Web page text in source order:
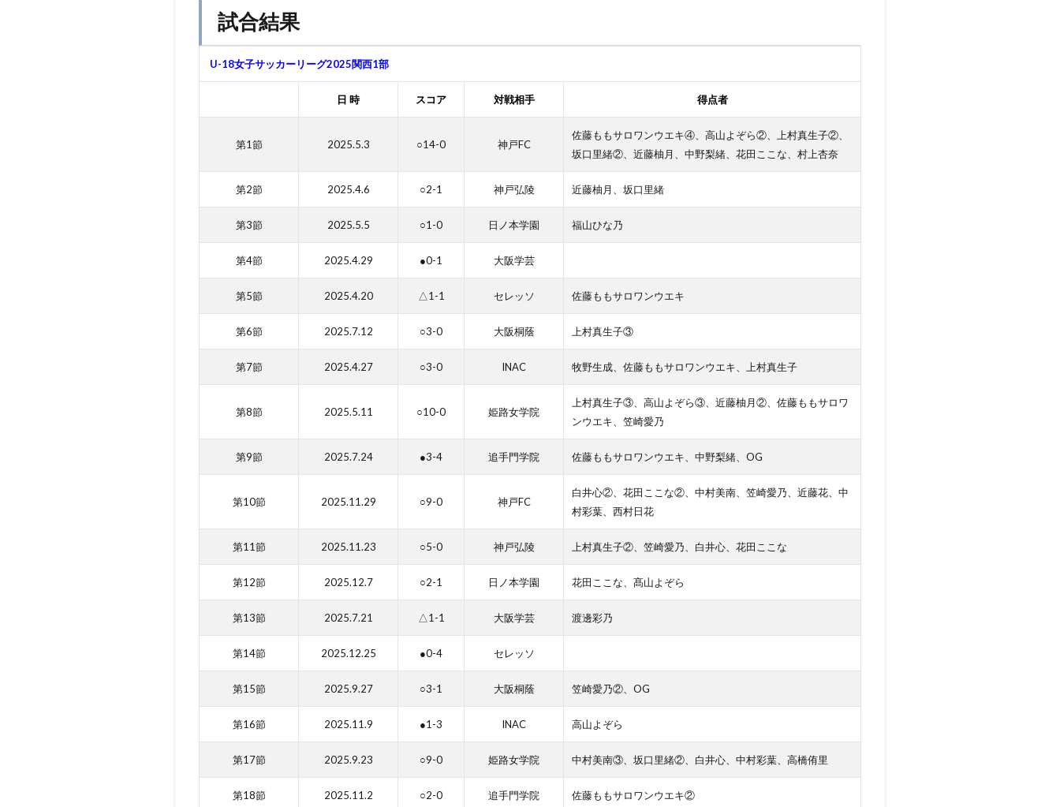
試合結果
U-18女子サッカーリーグ2025関西1部
日 時 スコア 対戦相手 得点者
第1節 2025.5.3 ○14-0 神戸FC
佐藤ももサロワンウエキ④、高山よぞら②、上村真生子②、
坂口里緒②、近藤柚月、中野梨緒、花田ここな、村上杏奈
第2節 2025.4.6 ○2-1 神戸弘陵 近藤柚月、坂口里緒
第3節 2025.5.5 ○1-0 日ノ本学園 福山ひな乃
第4節 2025.4.29 ●0-1 大阪学芸
第5節 2025.4.20 △1-1 セレッソ 佐藤ももサロワンウエキ
第6節 2025.7.12 ○3-0 大阪桐蔭 上村真生子③
第7節 2025.4.27 ○3-0 INAC 牧野生成、佐藤ももサロワンウエキ、上村真生子
第8節 2025.5.11 ○10-0 姫路女学院
上村真生子③、高山よぞら③、近藤柚月②、佐藤ももサロワ
ンウエキ、笠崎愛乃
第9節 2025.7.24 ●3-4 追手門学院 佐藤ももサロワンウエキ、中野梨緒、OG
第10節 2025.11.29 ○9-0 神戸FC
白井心②、花田ここな②、中村美南、笠崎愛乃、近藤花、中
村彩葉、西村日花
第11節 2025.11.23 ○5-0 神戸弘陵 上村真生子②、笠崎愛乃、白井心、花田ここな
第12節 2025.12.7 ○2-1 日ノ本学園 花田ここな、髙山よぞら
第13節 2025.7.21 △1-1 大阪学芸 渡邊彩乃
第14節 2025.12.25 ●0-4 セレッソ
第15節 2025.9.27 ○3-1 大阪桐蔭 笠崎愛乃②、OG
第16節 2025.11.9 ●1-3 INAC 高山よぞら
第17節 2025.9.23 ○9-0 姫路女学院 中村美南③、坂口里緒②、白井心、中村彩葉、高橋侑里
第18節 2025.11.2 ○2-0 追手門学院 佐藤ももサロワンウエキ②